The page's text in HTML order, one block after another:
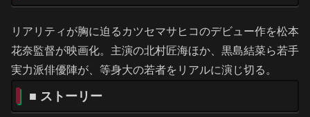
リアリティが胸に迫るカツセマサヒコのデビュー作を松本
花奈監督が映画化。主演の北村匠海ほか、黒島結菜ら若手
実力派俳優陣が、等身大の若者をリアルに演じ切る。
■ ストーリー